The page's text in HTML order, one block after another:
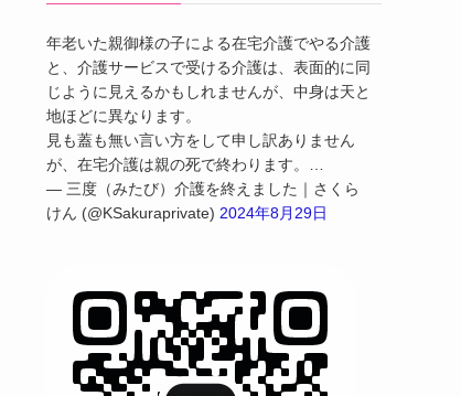
年老いた親御様の子による在宅介護でやる介護
と、介護サービスで受ける介護は、表面的に同
じように見えるかもしれませんが、中身は天と
地ほどに異なります。
見も蓋も無い言い方をして申し訳ありません
が、在宅介護は親の死で終わります。…
— 三度（みたび）介護を終えました｜さくら
けん (@KSakuraprivate) 2024年8月29日